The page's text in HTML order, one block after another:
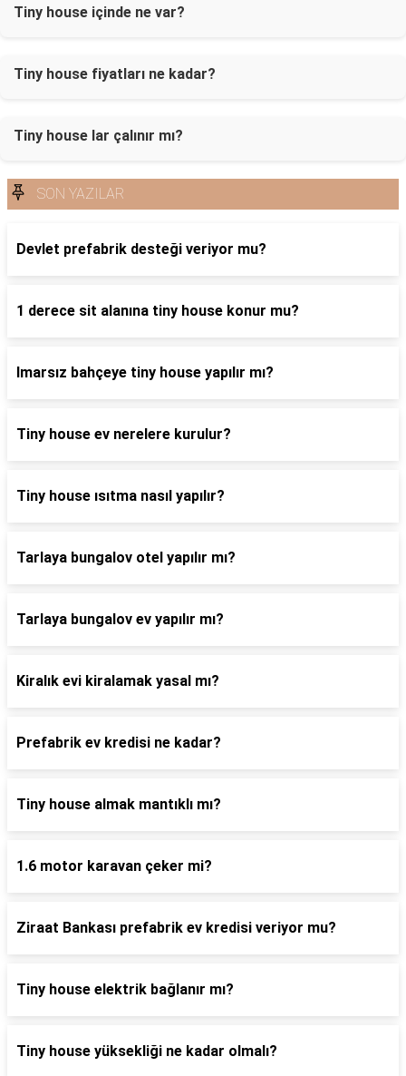
Tiny house içinde ne var?
Tiny house fiyatları ne kadar?
Tiny house lar çalınır mı?
SON YAZILAR
Devlet prefabrik desteği veriyor mu?
1 derece sit alanına tiny house konur mu?
Imarsız bahçeye tiny house yapılır mı?
Tiny house ev nerelere kurulur?
Tiny house ısıtma nasıl yapılır?
Tarlaya bungalov otel yapılır mı?
Tarlaya bungalov ev yapılır mı?
Kiralık evi kiralamak yasal mı?
Prefabrik ev kredisi ne kadar?
Tiny house almak mantıklı mı?
1.6 motor karavan çeker mi?
Ziraat Bankası prefabrik ev kredisi veriyor mu?
Tiny house elektrik bağlanır mı?
Tiny house yüksekliği ne kadar olmalı?